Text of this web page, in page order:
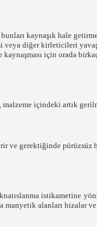
bunları kaynaşık hale
veya diğer kirleticileri
kaynaşması için orada
içindeki artık
ve gerektiğinde pürüzsüz
istikametine
alanları hizalar ve